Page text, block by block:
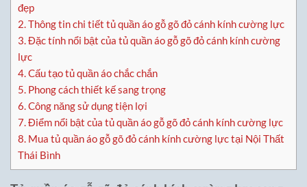
đẹp
2. Thông tin chi tiết tủ quần áo gỗ gõ đỏ cánh kính cường lực
3. Đặc tính nổi bật của tủ quần áo gỗ gõ đỏ cánh kính cường
lực
4. Cấu tạo tủ quần áo chắc chắn
5. Phong cách thiết kế sang trọng
6. Công năng sử dụng tiện lợi
7. Điểm nổi bật của tủ quần áo gỗ gõ đỏ cánh kính cường lực
8. Mua tủ quần áo gỗ gõ đỏ cánh kính cường lực tại Nội Thất
Thái Bình